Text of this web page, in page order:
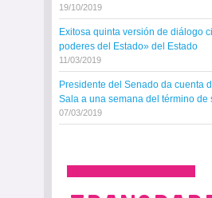
19/10/2019
Exitosa quinta versión de diálogo
poderes del Estado» del Estado
11/03/2019
Presidente del Senado da cuenta
Sala a una semana del término de
07/03/2019